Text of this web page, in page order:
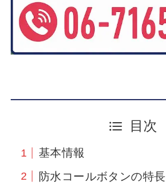
目次
基本情報
防水コールボタンの特長